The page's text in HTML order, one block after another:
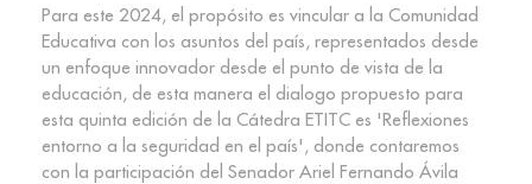
Para este 2024, el propósito es vincular a la Comunidad
Educativa con los asuntos del país, representados desde
un enfoque innovador desde el punto de vista de la
educación, de esta manera el dialogo propuesto para
esta quinta edición de la Cátedra ETITC es 'Reflexiones
entorno a la seguridad en el país', donde contaremos
con la participación del Senador Ariel Fernando Ávila